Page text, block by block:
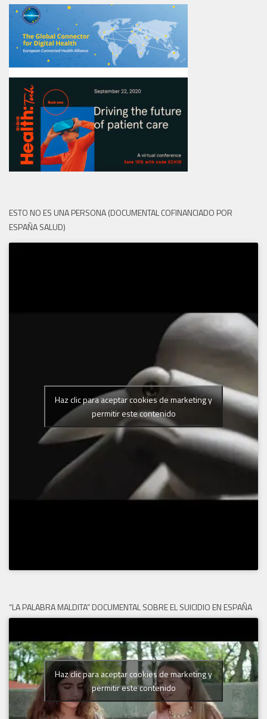
ESTO NO ES UNA PERSONA (DOCUMENTAL COFINANCIADO POR
ESPAÑA SALUD)
Haz clic para aceptar cookies de marketing y
permitir este contenido
“LA PALABRA MALDITA” DOCUMENTAL SOBRE EL SUICIDIO EN ESPAÑA
Haz clic para aceptar cookies de marketing y
permitir este contenido